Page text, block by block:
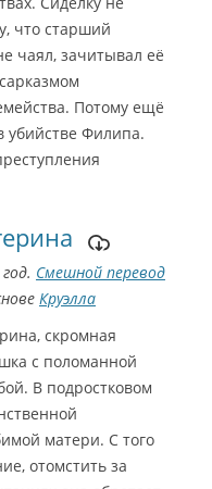
что старший
чаял, зачитывал её
Потому ещё
Филипа.
Смешной перевод
Круэлла
скромная
с поломанной
В подростковом
матери. С того
отомстить за